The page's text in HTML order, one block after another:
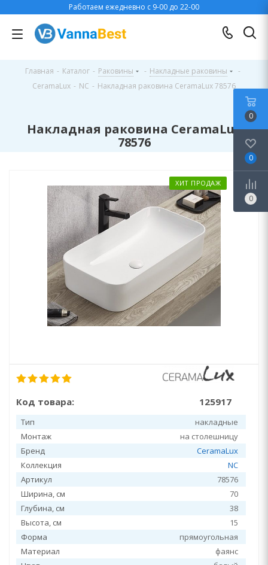
Работаем ежедневно с 9-00 до 22-00
Главная - Каталог - Раковины - Накладные раковины
-
CeramaLux - NC - Накладная раковина CeramaLux 78576
Накладная раковина CeramaLux
78576
ХИТ ПРОДАЖ
Код товара: 125917
Тип
накладные
Монтаж
на столешницу
Бренд
CeramaLux
Коллекция
NC
Артикул
78576
Ширина, см
70
Глубина, см
38
Высота, см
15
Форма
прямоугольная
Материал
фаянс
0
0
0